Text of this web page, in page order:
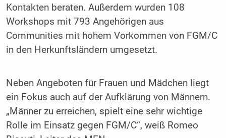
Kontakten beraten. Außerdem wurden 108
Workshops mit 793 Angehörigen aus
Communities mit hohem Vorkommen von FGM/C
in den Herkunftsländern umgesetzt.
Neben Angeboten für Frauen und Mädchen liegt
ein Fokus auch auf der Aufklärung von Männern.
„Männer zu erreichen, spielt eine sehr wichtige
Rolle im Einsatz gegen FGM/C“, weiß Romeo